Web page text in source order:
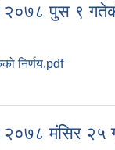
२०७८ पुस ९
निर्णय.pdf
२०७८ मंसिर